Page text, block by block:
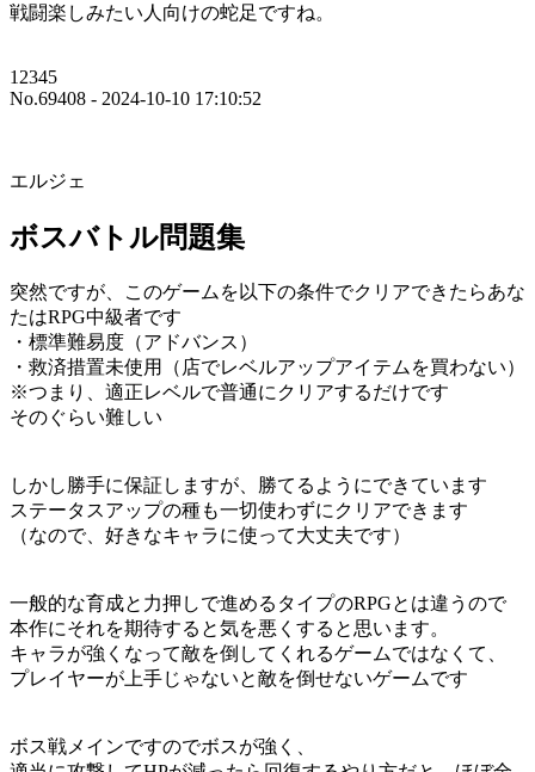
戦闘楽しみたい人向けの蛇足ですね。
12345
No.69408 - 2024-10-10 17:10:52
エルジェ
ボスバトル問題集
突然ですが、このゲームを以下の条件でクリアできたらあな
たはRPG中級者です
・標準難易度（アドバンス）
・救済措置未使用（店でレベルアップアイテムを買わない）
※つまり、適正レベルで普通にクリアするだけです
そのぐらい難しい
しかし勝手に保証しますが、勝てるようにできています
ステータスアップの種も一切使わずにクリアできます
（なので、好きなキャラに使って大丈夫です）
一般的な育成と力押しで進めるタイプのRPGとは違うので
本作にそれを期待すると気を悪くすると思います。
キャラが強くなって敵を倒してくれるゲームではなくて、
プレイヤーが上手じゃないと敵を倒せないゲームです
ボス戦メインですのでボスが強く、